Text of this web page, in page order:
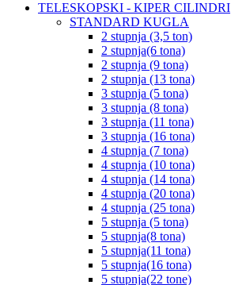
TELESKOPSKI - KIPER CILINDRI
STANDARD KUGLA
2 stupnja (3,5 ton)
2 stupnja(6 tona)
2 stupnja (9 tona)
2 stupnja (13 tona)
3 stupnja (5 tona)
3 stupnja (8 tona)
3 stupnja (11 tona)
3 stupnja (16 tona)
4 stupnja (7 tona)
4 stupnja (10 tona)
4 stupnja (14 tona)
4 stupnja (20 tona)
4 stupnja (25 tona)
5 stupnja (5 tona)
5 stupnja(8 tona)
5 stupnja(11 tona)
5 stupnja(16 tona)
5 stupnja(22 tone)